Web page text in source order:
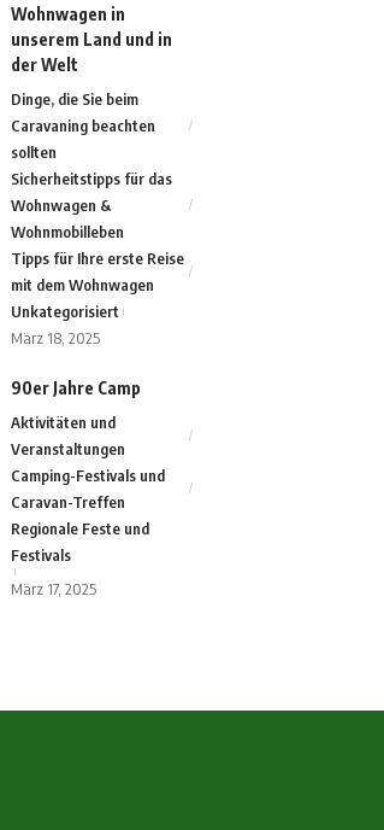
Wohnwagen in
unserem Land und in
der Welt
Dinge, die Sie beim
Caravaning beachten
sollten
Sicherheitstipps für das
Wohnwagen &
Wohnmobilleben
Tipps für Ihre erste Reise
mit dem Wohnwagen
Unkategorisiert
März 18, 2025
90er Jahre Camp
Aktivitäten und
Veranstaltungen
Camping-Festivals und
Caravan-Treffen
Regionale Feste und
Festivals
März 17, 2025